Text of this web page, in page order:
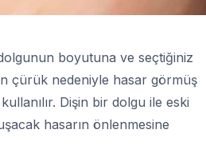
boyutuna ve seçtiğiniz
çürük nedeniyle hasar görmüş
Dişin bir dolgu ile eski
hasarın önlenmesine